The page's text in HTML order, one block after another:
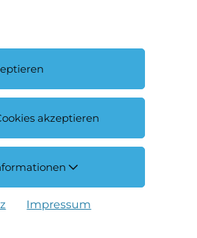
akzeptieren
Impressum